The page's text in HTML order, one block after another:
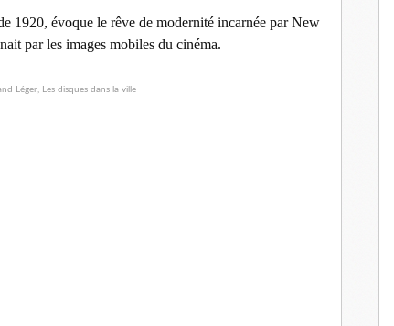
1920, évoque le rêve de modernité incarnée par New
par les images mobiles du cinéma.